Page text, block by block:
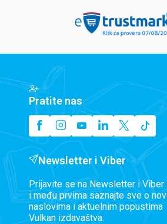
Pratite nas
Newsletter i Viber
Prijavite se na Newsletter i Viber
i među prvima saznajte sve o
naslovima i aktuelnim popustima
Vulkan izdavaštva.